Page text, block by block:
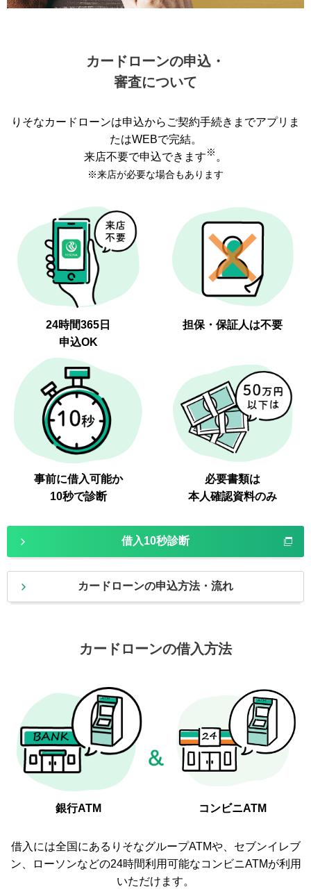
カードローンの申込・
審査について
りそなカードローンは申込からご契約手続きまでアプリま
たはWEBで完結。
来店不要で申込できます ※ 。
※来店が必要な場合もあります
24時間365日
申込OK
担保・保証人は不要
事前に借入可能か
10秒で診断
必要書類は
本人確認資料のみ
借入10秒診断
カードローンの申込方法・流れ
カードローンの借入方法
銀行ATM コンビニATM
借入には全国にあるりそなグループATMや、セブンイレブ
ン、ローソンなどの24時間利用可能なコンビニATMが利用
いただけます。